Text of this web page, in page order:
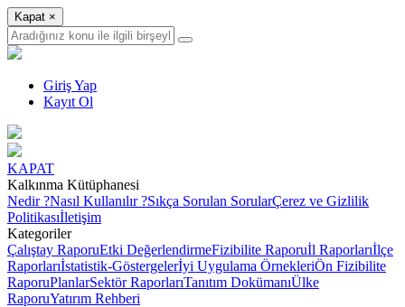
Kapat ×
Giriş Yap
Kayıt Ol
KAPAT
Kalkınma Kütüphanesi
Nedir ?Nasıl Kullanılır ?Sıkça Sorulan SorularÇerez ve Gizlilik
Politikasıİletişim
Kategoriler
Çalıştay RaporuEtki DeğerlendirmeFizibilite Raporuİl Raporlarıİlçe
Raporlarıİstatistik-Göstergelerİyi Uygulama ÖrnekleriÖn Fizibilite
RaporuPlanlarSektör RaporlarıTanıtım DokümanıÜlke
RaporuYatırım Rehberi